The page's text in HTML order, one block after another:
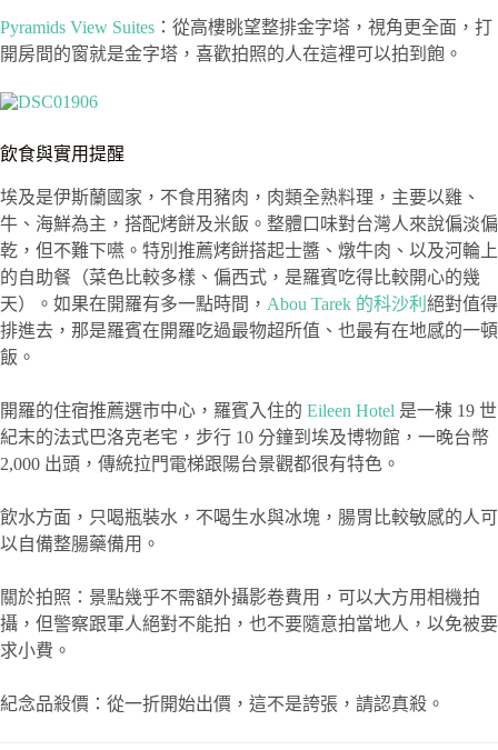
Pyramids View Suites ：從高樓眺望整排金字塔，視角更全面，打
開房間的窗就是金字塔，喜歡拍照的人在這裡可以拍到飽。
飲食與實用提醒
埃及是伊斯蘭國家，不食用豬肉，肉類全熟料理，主要以雞、
牛、海鮮為主，搭配烤餅及米飯。整體口味對台灣人來說偏淡偏
乾，但不難下嚥。特別推薦烤餅搭起士醬、燉牛肉、以及河輪上
的自助餐（菜色比較多樣、偏西式，是羅賓吃得比較開心的幾
天）。如果在開羅有多一點時間， Abou Tarek 的科沙利 絕對值得
排進去，那是羅賓在開羅吃過最物超所值、也最有在地感的一頓
飯。
開羅的住宿推薦選市中心，羅賓入住的 Eileen Hotel 是一棟 19 世
紀末的法式巴洛克老宅，步行 10 分鐘到埃及博物館，一晚台幣
2,000 出頭，傳統拉門電梯跟陽台景觀都很有特色。
飲水方面，只喝瓶裝水，不喝生水與冰塊，腸胃比較敏感的人可
以自備整腸藥備用。
關於拍照：景點幾乎不需額外攝影卷費用，可以大方用相機拍
攝，但警察跟軍人絕對不能拍，也不要隨意拍當地人，以免被要
求小費。
紀念品殺價：從一折開始出價，這不是誇張，請認真殺。